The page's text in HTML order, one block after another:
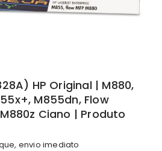
HP Original | M880,
M855dn, Flow
Ciano | Produto
envio imediato